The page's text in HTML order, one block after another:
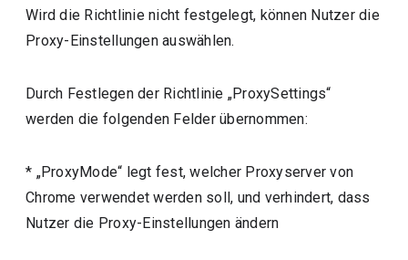
Wird die Richtlinie nicht festgelegt, können Nutzer die
Proxy-Einstellungen auswählen.
Durch Festlegen der Richtlinie „ProxySettings“
werden die folgenden Felder übernommen:
* „ProxyMode“ legt fest, welcher Proxyserver von
Chrome verwendet werden soll, und verhindert, dass
Nutzer die Proxy-Einstellungen ändern